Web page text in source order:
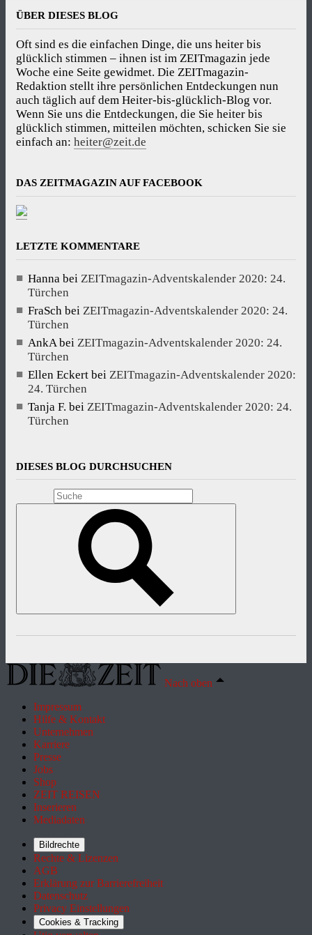
ÜBER DIESES BLOG
Oft sind es die einfachen Dinge, die uns heiter bis
glücklich stimmen – ihnen ist im ZEITmagazin jede
Woche eine Seite gewidmet. Die ZEITmagazin-
Redaktion stellt ihre persönlichen Entdeckungen nun
auch täglich auf dem Heiter-bis-glücklich-Blog vor.
Wenn Sie uns die Entdeckungen, die Sie heiter bis
glücklich stimmen, mitteilen möchten, schicken Sie sie
einfach an: heiter@zeit.de
DAS ZEITMAGAZIN AUF FACEBOOK
LETZTE KOMMENTARE
Hanna bei ZEITmagazin-Adventskalender 2020: 24.
Türchen
FraSch bei ZEITmagazin-Adventskalender 2020: 24.
Türchen
AnkA bei ZEITmagazin-Adventskalender 2020: 24.
Türchen
Ellen Eckert bei ZEITmagazin-Adventskalender 2020:
24. Türchen
Tanja F. bei ZEITmagazin-Adventskalender 2020: 24.
Türchen
DIESES BLOG DURCHSUCHEN
Nach oben
Impressum
Hilfe & Kontakt
Unternehmen
Karriere
Presse
Jobs
Shop
ZEIT REISEN
Inserieren
Mediadaten
Bildrechte
Rechte & Lizenzen
AGB
Erklärung zur Barrierefreiheit
Datenschutz
Privacy Einstellungen
Cookies & Tracking